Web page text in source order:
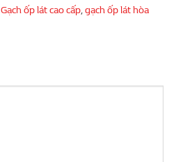
Gạch ốp lát cao cấp,gạch ốp lát hòa